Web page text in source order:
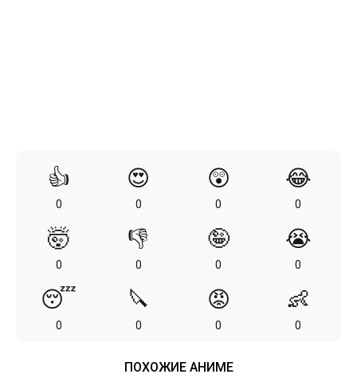
👍
0
😍
0
😲
0
😂
0
🤯
0
👎
0
🤪
0
😭
0
😴
0
🔪
0
😡
0
👶
0
ПОХОЖИЕ АНИМЕ